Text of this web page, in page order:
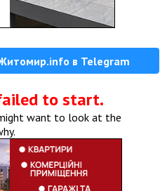
в Telegram
to start.
want to look at the